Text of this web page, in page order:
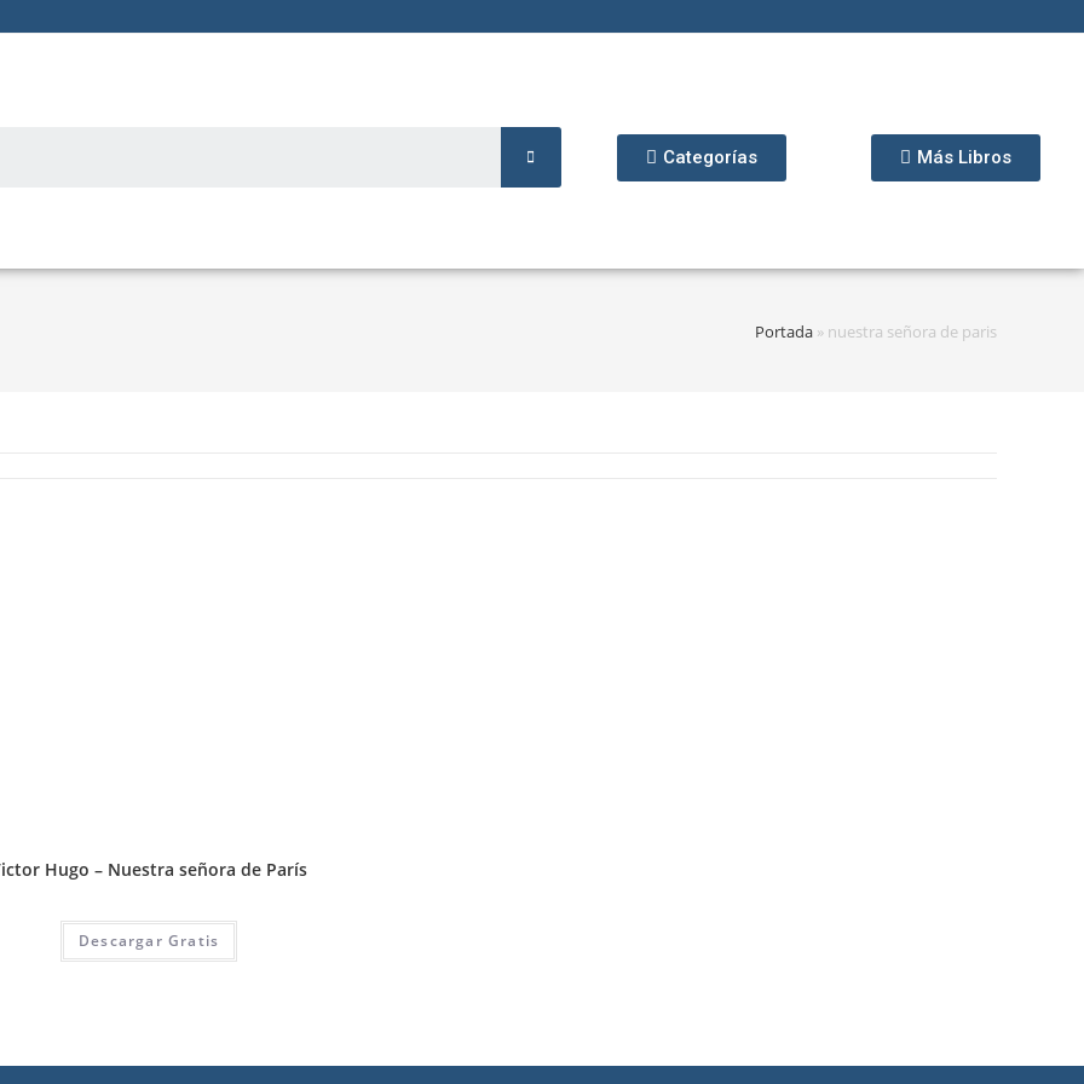
Categorías Más Libros
Portada » nuestra señora de paris
Hugo – Nuestra señora de París
Descargar Gratis